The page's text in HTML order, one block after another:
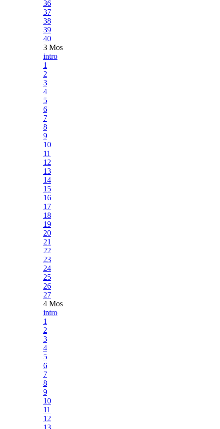
36
37
38
39
40
3 Mos
intro
1
2
3
4
5
6
7
8
9
10
11
12
13
14
15
16
17
18
19
20
21
22
23
24
25
26
27
4 Mos
intro
1
2
3
4
5
6
7
8
9
10
11
12
13